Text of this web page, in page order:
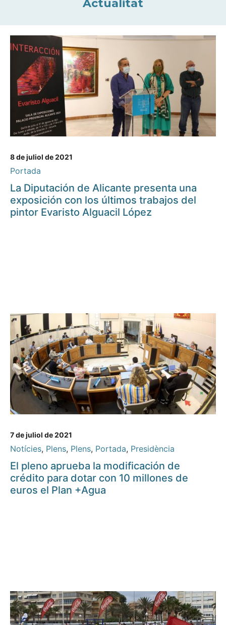
Actualitat
8 de juliol de 2021
Portada
La Diputación de Alicante presenta una
exposición con los últimos trabajos del
pintor Evaristo Alguacil López
7 de juliol de 2021
Notícies, Plens, Plens, Portada, Presidència
El pleno aprueba la modificación de
crédito para dotar con 10 millones de
euros el Plan +Agua